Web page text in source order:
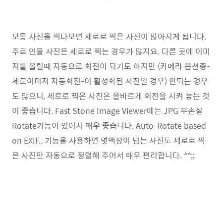
보통 사진을 찍다보면 세로로 찍은 사진이 많아지게 됩니다.
주로 인물 사진은 세로로 찍는 경우가 많지요. 다른 곳에 이미
지를 올릴때 자동으로 회전이 되기도 하지만 (카메라 옵션중-
세로이미지 자동회전-이 활성화된 사진일 경우) 안되는 경우
도 많으니, 세로로 찍은 사진은 올바르게 회전을 시켜 놓는 것
이 좋습니다. Fast Stone Image Viewer에는 JPG 무손실
Rotate기능이 있어서 매우 좋습니다. Auto-Rotate based
on EXIF.. 기능을 사용하면 몇백장이 넘는 사진도 세로로 찍
은 사진만 자동으로 정렬해 주어서 매우 편리합니다. ^^;;